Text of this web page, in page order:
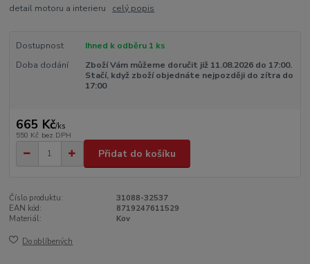
detail motoru a interieru celý popis
Dostupnost
Ihned k odběru 1 ks
Doba dodání
Zboží Vám můžeme doručit již 11.08.2026 do 17:00.
Stačí, když zboží objednáte nejpozději do zítra do
17:00
665 Kč/ks
550 Kč bez DPH
Přidat do košíku
Číslo produktu:
31088-32537
EAN kód:
8719247611529
Materiál:
Kov
Do oblíbených